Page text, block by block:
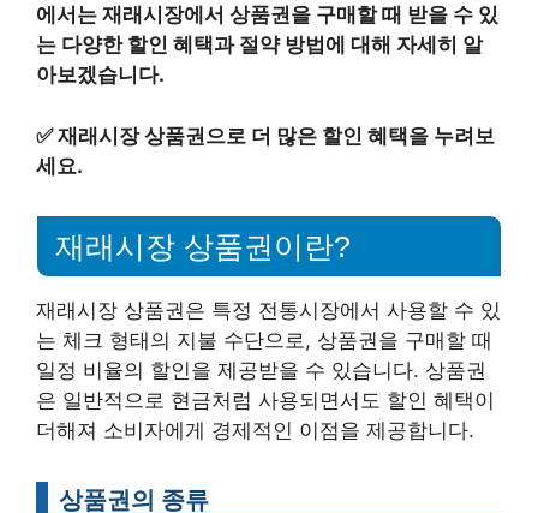
에서는 재래시장에서 상품권을 구매할 때 받을 수 있
는 다양한 할인 혜택과 절약 방법에 대해 자세히 알
아보겠습니다.
✅재래시장 상품권으로 더 많은 할인 혜택을 누려보
세요.
재래시장 상품권이란?
재래시장 상품권은 특정 전통시장에서 사용할 수 있
는 체크 형태의 지불 수단으로, 상품권을 구매할 때
일정 비율의 할인을 제공받을 수 있습니다. 상품권
은 일반적으로 현금처럼 사용되면서도 할인 혜택이
더해져 소비자에게 경제적인 이점을 제공합니다.
상품권의 종류